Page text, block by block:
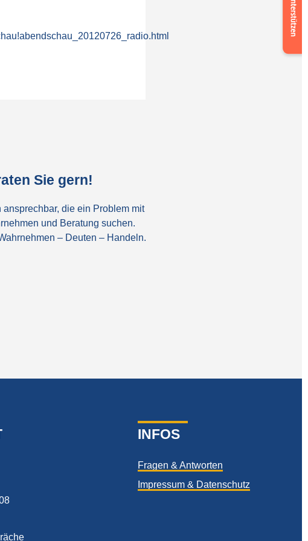
Sie gern!
die ein Problem mit
und Beratung suchen.
– Deuten – Handeln.
INFOS
Fragen & Antworten
Impressum & Datenschutz
now